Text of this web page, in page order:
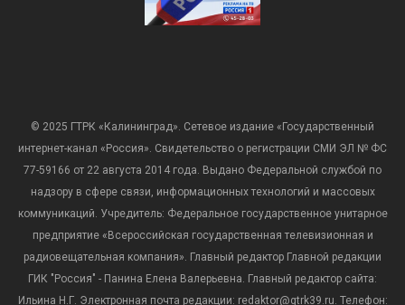
© 2025 ГТРК «Калининград». Сетевое издание «Государственный
интернет-канал «Россия». Свидетельство о регистрации СМИ ЭЛ № ФС
77-59166 от 22 августа 2014 года. Выдано Федеральной службой по
надзору в сфере связи, информационных технологий и массовых
коммуникаций. Учредитель: Федеральное государственное унитарное
предприятие «Всероссийская государственная телевизионная и
радиовещательная компания». Главный редактор Главной редакции
ГИК "Россия" - Панина Елена Валерьевна. Главный редактор сайта:
Ильина Н.Г. Электронная почта редакции: redaktor@gtrk39.ru. Телефон: